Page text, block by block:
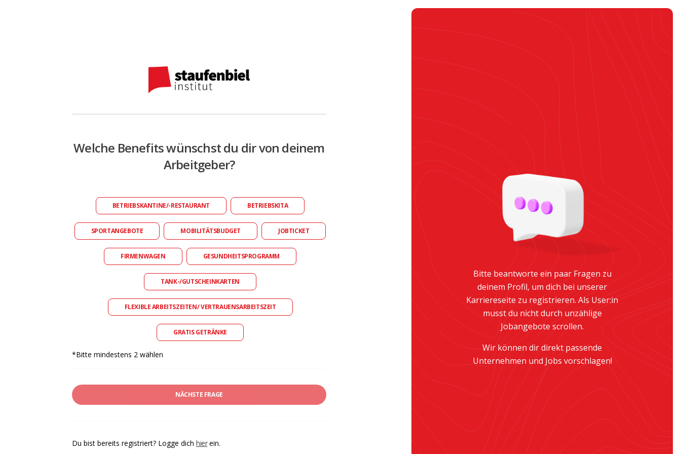
Welche Benefits wünschst du dir von deinem
Arbeitgeber?
BETRIEBSKANTINE/-RESTAURANT BETRIEBSKITA
SPORTANGEBOTE MOBILITÄTSBUDGET JOBTICKET
FIRMENWAGEN GESUNDHEITSPROGRAMM
TANK-/GUTSCHEINKARTEN
FLEXIBLE ARBEITSZEITEN/ VERTRAUENSARBEITSZEIT
GRATIS GETRÄNKE
*Bitte mindestens 2 wählen
NÄCHSTE FRAGE
Du bist bereits registriert? Logge dich hierein.
Bitte beantworte ein paar Fragen zu
deinem Profil, um dich bei unserer
Karriereseite zu registrieren. Als User:in
musst du nicht durch unzählige
Jobangebote scrollen.
Wir können dir direkt passende
Unternehmen und Jobs vorschlagen!